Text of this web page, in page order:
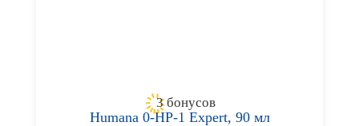
3 бонусов
Humana 0-HP-1 Expert, 90 мл